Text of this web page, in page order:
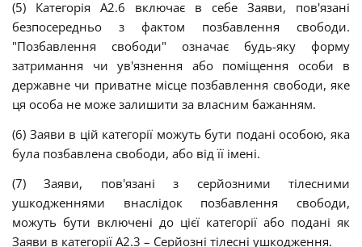
(5) Категорія А2.6 включає в себе Заяви, пов'язані
безпосередньо з фактом позбавлення свободи.
"Позбавлення свободи" означає будь-яку форму
затримання чи ув'язнення або поміщення особи в
державне чи приватне місце позбавлення свободи, яке
ця особа не може залишити за власним бажанням.
(6) Заяви в цій категорії можуть бути подані особою, яка
була позбавлена свободи, або від її імені.
(7) Заяви, пов'язані з серйозними тілесними
ушкодженнями внаслідок позбавлення свободи,
можуть бути включені до цієї категорії або подані як
Заяви в категорії А2.3 – Серйозні тілесні ушкодження.